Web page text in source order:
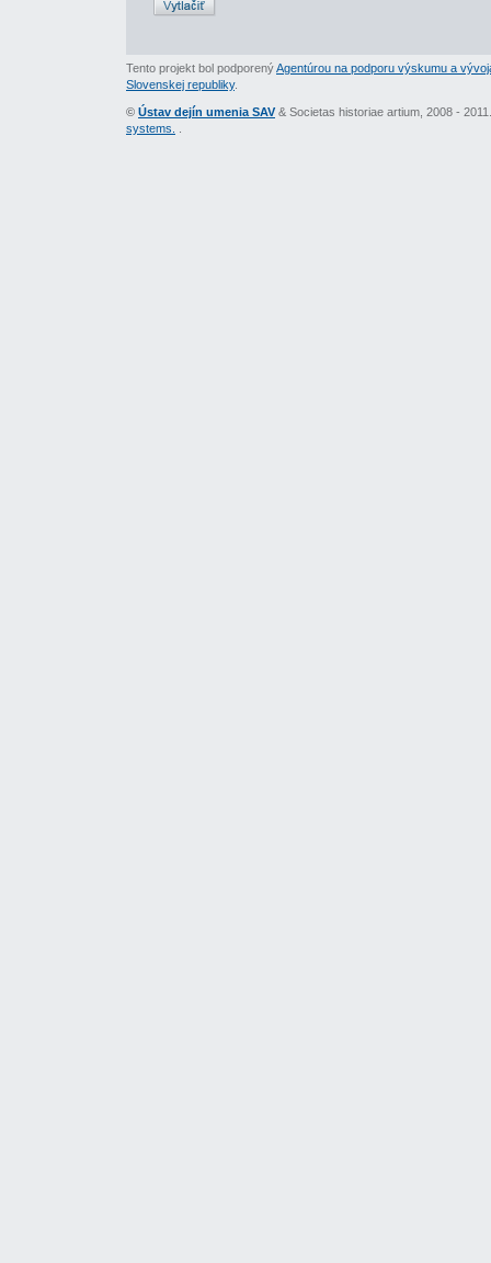
Tento projekt bol podporenýAgentúrou na podporu výskumu a
Slovenskej republiky.
© Ústav dejín umenia SAV & Societas historiae artium, 2008 -
systems.